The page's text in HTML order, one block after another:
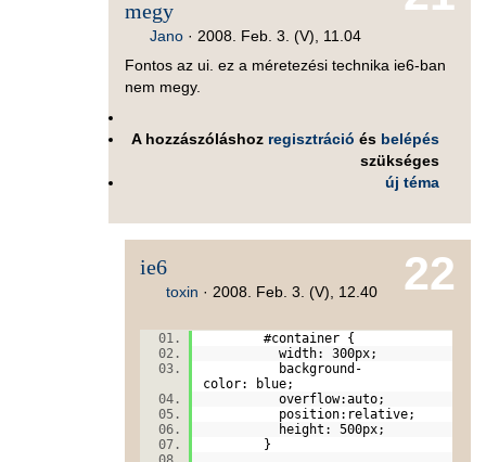
megy
Jano ·2008. Feb. 3. (V), 11.04
Fontos az ui. ez a méretezési technika ie6-ban
nem megy.
A hozzászóláshoz regisztráció és belépés
szükséges
új téma
22
ie6
toxin · 2008. Feb. 3. (V), 12.40
#container {
width: 300px;
background-
color: blue;
overflow:auto;
position:relative;
height:
}